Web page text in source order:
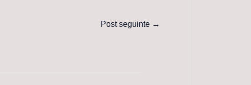
Post seguinte →